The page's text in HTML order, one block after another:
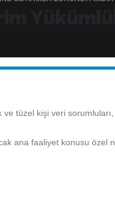
ve tüzel kişi veri sorumluları,
ana faaliyet konusu